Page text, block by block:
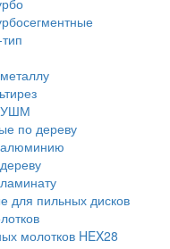
УШМ
по дереву
алюминию
для пильных дисков
молотков HEX28